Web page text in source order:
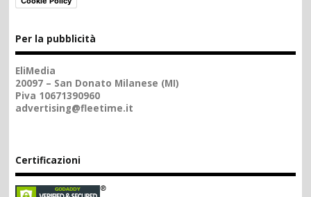
Per la pubblicità
EliMedia
20097 – San Donato Milanese (MI)
Piva 10671390960
advertising@fleetime.it
Certificazioni